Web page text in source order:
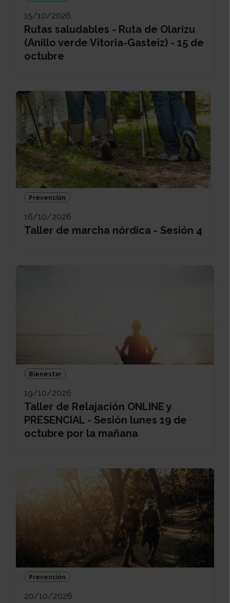
15/10/2026
Rutas saludables - Ruta de Olarizu
(Anillo verde Vitoria-Gasteiz) - 15 de
octubre
Prevención
16/10/2026
Taller de marcha nórdica - Sesión 4
Bienestar
19/10/2026
Taller de Relajación ONLINE y
PRESENCIAL - Sesión lunes 19 de
octubre por la mañana
Prevención
20/10/2026